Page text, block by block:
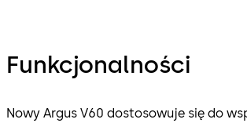
Funkcjonalności
Nowy Argus V60 dostosowuje się do